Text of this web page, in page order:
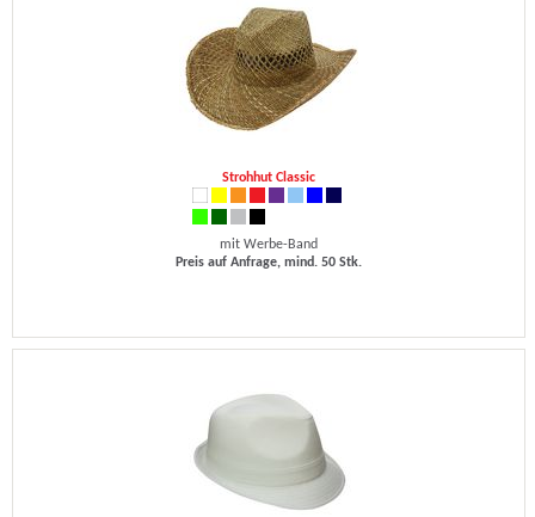
Strohhut Classic
mit Werbe-Band
Preis auf Anfrage, mind. 50 Stk.